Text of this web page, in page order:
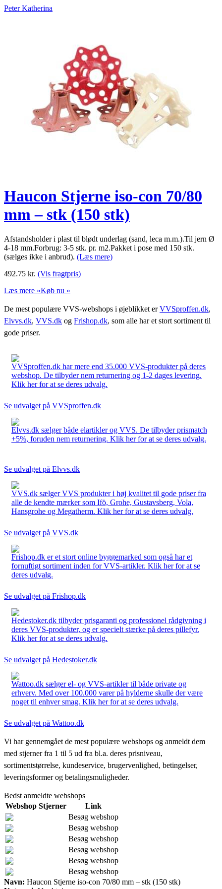
Peter Katherina
Haucon Stjerne iso-con 70/80
mm – stk (150 stk)
Afstandsholder i plast til blødt underlag (sand, leca m.m.).Til jern Ø
4-18 mm.Forbrug: 3-5 stk. pr. m2.Pakket i pose med 150 stk.
(sælges ikke i anbrud). (Læs mere)
492.75 kr. (Vis fragtpris)
Læs mere »Køb nu »
De mest populære VVS-webshops i øjeblikket erVVSproffen.dk,
Elvvs.dk, VVS.dk og Frishop.dk, som alle har et stort sortiment til
gode priser.
VVSproffen.dk har mere end 35.000 VVS-produkter på deres
webshop. De tilbyder nem returnering og 1-2 dages levering.
Klik her for at se deres udvalg.
Se udvalget på VVSproffen.dk
Elvvs.dk sælger både elartikler og VVS. De tilbyder prismatch
+5%, foruden nem returnering. Klik her for at se deres udvalg.
Se udvalget på Elvvs.dk
VVS.dk sælger VVS produkter i høj kvalitet til gode priser fra
alle de kendte mærker som Ifö, Grohe, Gustavsberg, Vola,
Hansgrohe og Megatherm. Klik her for at se deres udvalg.
Se udvalget på VVS.dk
Frishop.dk er et stort online byggemarked som også har et
fornuftigt sortiment inden for VVS-artikler. Klik her for at se
deres udvalg.
Se udvalget på Frishop.dk
Hedestoker.dk tilbyder prisgaranti og professionel rådgivning i
deres VVS-produkter, og er specielt stærke på deres pillefyr.
Klik her for at se deres udvalg.
Se udvalget på Hedestoker.dk
Wattoo.dk sælger el- og VVS-artikler til både private og
erhverv. Med over 100.000 varer på hylderne skulle der være
noget til enhver smag. Klik her for at se deres udvalg.
Se udvalget på Wattoo.dk
Vi har gennemgået de mest populære webshops og anmeldt dem
med stjerner fra 1 til 5 ud fra bl.a. deres prisniveau,
sortimentstørrelse, kundeservice, brugervenlighed, betingelser,
leveringsformer og betalingsmuligheder.
Bedst anmeldte webshops
Webshop Stjerner
Link
Besøg webshop
Besøg webshop
Besøg webshop
Besøg webshop
Besøg webshop
Besøg webshop
Navn: Haucon Stjerne iso-con 70/80 mm – stk (150 stk)